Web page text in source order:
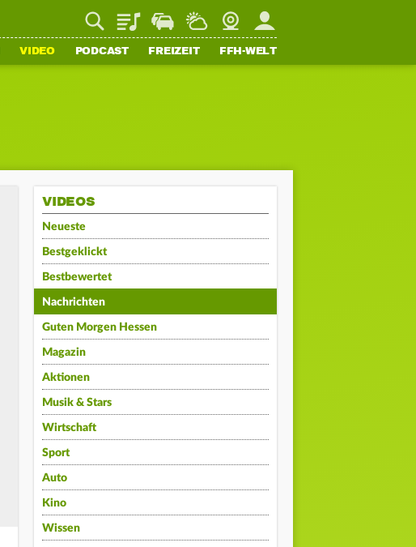
PlaylistStaupilotWetterWebcamMein FFH
VIDEO PODCAST FREIZEIT FFH-WELT
VIDEOS
Neueste
Bestgeklickt
Bestbewertet
Nachrichten
Guten Morgen Hessen
Magazin
Aktionen
Musik & Stars
Wirtschaft
Sport
Auto
Kino
Wissen